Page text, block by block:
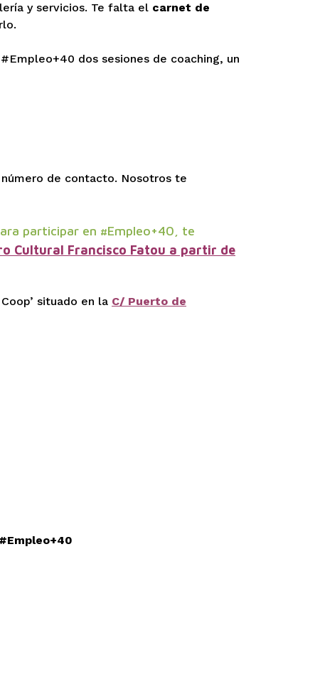
y servicios. Te falta el carnet de
dos sesiones de coaching, un
número de contacto. Nosotros te
participar en #Empleo+40, te
Cultural Francisco Fatou a partir de
situado en la C/ Puerto de